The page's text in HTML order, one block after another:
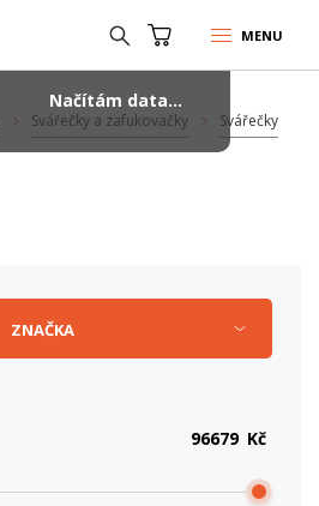
MENU
Svářečky a zafukovačky Svářečky
Kč
ZNAČKA
Načítám data...